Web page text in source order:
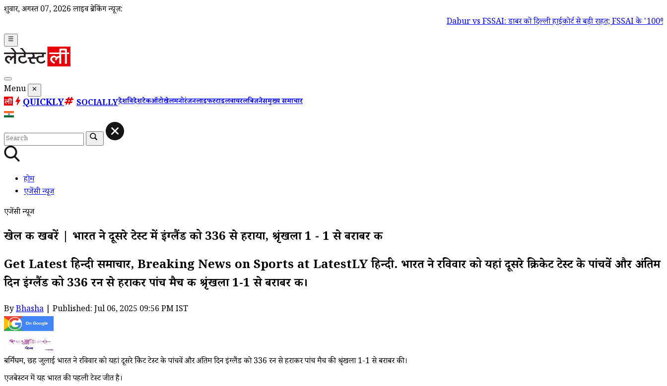
शुक्रवार, अगस्त 07, 2026 लाइव ब्रेकिंग न्यूज़:
Dabur vs FSSAI: डाबर को दिल्ली हाईकोर्ट से बड़ी राहत; FSSAI के '100% प्योर'
☰
Menu ✕
QUICKLY SOCIALLYदेशविदेशटेकऑटोखेलमनोरंजनलाइफस्टाइलवायरलबिजनेसमुख्य समाचार
होम
एजेंसी न्यूज
एजेंसी न्यूज
खेल की खबरें | भारत ने दूसरे टेस्ट में इंग्लैंड को 336 से हराया, श्रृंखला 1 - 1 से बराबर की
Get Latest हिन्दी समाचार, Breaking News on Sports at LatestLY हिन्दी. भारत ने रविवार को यहां दूसरे क्रिकेट टेस्ट के पांचवें और अंतिम
दिन इंग्लैंड को 336 रन से हराकर पांच मैच की श्रृंखला 1-1 से बराबर की।
ByBhasha | Published: Jul 06, 2025 09:56 PM IST
बर्मिंघम, छह जुलाई भारत ने रविवार को यहां दूसरे क्रिकेट टेस्ट के पांचवें और अंतिम दिन इंग्लैंड को 336 रन से हराकर पांच मैच की श्रृंखला 1-1 से बराबर की।
एजबेस्टन में यह भारत की पहली टेस्ट जीत है।